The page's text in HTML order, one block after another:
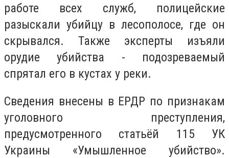
работе всех служб, полицейские
разыскали убийцу в лесополосе, где он
скрывался. Также эксперты изъяли
орудие убийства - подозреваемый
спрятал его в кустах у реки.
Сведения внесены в ЕРДР по признакам
уголовного преступления,
предусмотренного статьёй 115 УК
Украины «Умышленное убийство».